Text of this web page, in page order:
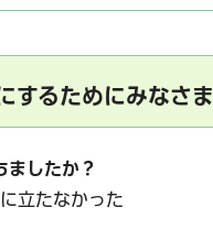
するためにみなさ
ましたか？
立たなかった